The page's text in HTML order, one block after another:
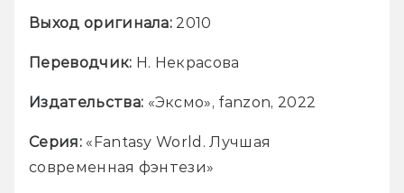
Выход оригинала: 2010
Переводчик: Н. Некрасова
Издательства: «Эксмо», fanzon, 2022
Серия: « Fantasy World. Лучшая
современная фэнтези»